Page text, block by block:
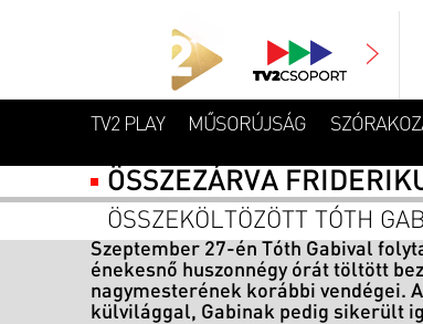
TV2 PLAY MŰSORÚJSÁG
ÖSSZEZÁRVA
ÖSSZEKÖLTÖZÖTT TÓTH
Szeptember 27-én Tóth Gabival
énekesnő huszonnégy órát töltött
nagymesterének korábbi vendégei.
külvilággal, Gabinak pedig sikerült